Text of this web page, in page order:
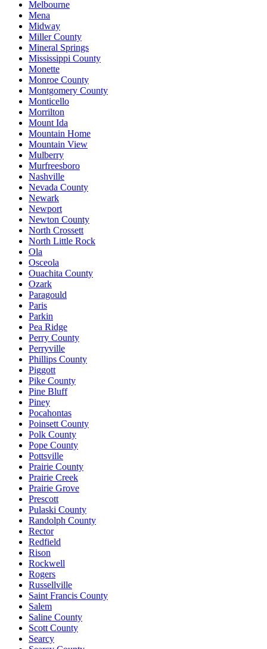
Melbourne
Mena
Midway
Miller County
Mineral Springs
Mississippi County
Monette
Monroe County
Montgomery County
Monticello
Morrilton
Mount Ida
Mountain Home
Mountain View
Mulberry
Murfreesboro
Nashville
Nevada County
Newark
Newport
Newton County
North Crossett
North Little Rock
Ola
Osceola
Ouachita County
Ozark
Paragould
Paris
Parkin
Pea Ridge
Perry County
Perryville
Phillips County
Piggott
Pike County
Pine Bluff
Piney
Pocahontas
Poinsett County
Polk County
Pope County
Pottsville
Prairie County
Prairie Creek
Prairie Grove
Prescott
Pulaski County
Randolph County
Rector
Redfield
Rison
Rockwell
Rogers
Russellville
Saint Francis County
Salem
Saline County
Scott County
Searcy